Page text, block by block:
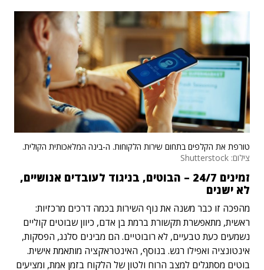
טורפת את הקלפים בתחום שירות הלקוחות. ה-בינה המלאכותית הקולית.
צילום: Shutterstock
זמינים 24/7 – הבוטים, בניגוד לעובדים אנושיים,
לא ישנים
מהפכה זו כבר משנה את נוף השירות בכמה דרכים מרכזיות:
ראשית, מתאפשרת תקשורת ברמת בן אדם, כיוון שבוטים קוליים
נשמעים כעת טבעיים, לא רובוטיים. הם מבינים סלנג, הפסקות,
אינטונציה ואפילו רגש. בנוסף, האינטראקציה מותאמת אישית.
בוטים מסתגלים למצב הרוח ולטון של הלקוח בזמן אמת, ומציעים